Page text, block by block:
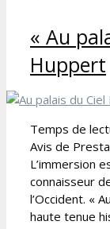
« Au
Huppert
Temps de
Avis de
L’immersion
connaisseur
l’Occident. «
haute tenue